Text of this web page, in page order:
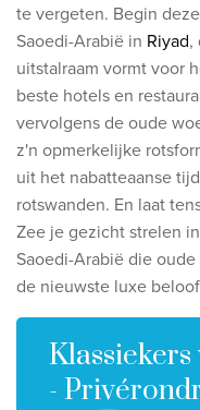
Ontdek
Huwelijksreis
Adults only
Luxury
Bekijk alle
De beste
IKYK Malta
SALT of Palmar
te vergeten. Begin
Saoedi-Arabië in Riyad,
uitstalraam vormt voor
beste hotels en
vervolgens de oude
z'n opmerkelijke
uit het nabatteaanse
rotswanden. En laat
Zee je gezicht strelen in
Saoedi-Arabië die
de nieuwste luxe
-